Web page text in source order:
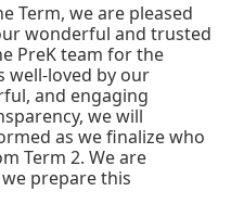
Term, we are pleased
wonderful and trusted
PreK team for the
well-loved by our
and engaging
we will
as we finalize who
Term 2. We are
prepare this